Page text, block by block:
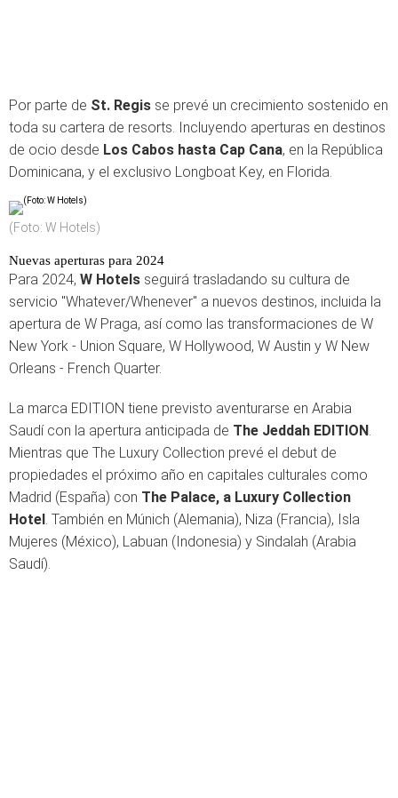
Por parte de St. Regis se prevé un crecimiento sostenido en
toda su cartera de resorts. Incluyendo aperturas en destinos
de ocio desde Los Cabos hasta Cap Cana, en la República
Dominicana, y el exclusivo Longboat Key, en Florida.
(Foto: W Hotels)
Nuevas aperturas para 2024
Para 2024, W Hotels seguirá trasladando su cultura de
servicio "Whatever/Whenever" a nuevos destinos, incluida la
apertura de W Praga, así como las transformaciones de W
New York - Union Square, W Hollywood, W Austin y W New
Orleans - French Quarter.
La marca EDITION tiene previsto aventurarse en Arabia
Saudí con la apertura anticipada de The Jeddah EDITION.
Mientras que The Luxury Collection prevé el debut de
propiedades el próximo año en capitales culturales como
Madrid (España) con The Palace, a Luxury Collection
Hotel. También en Múnich (Alemania), Niza (Francia), Isla
Mujeres (México), Labuan (Indonesia) y Sindalah (Arabia
Saudí).